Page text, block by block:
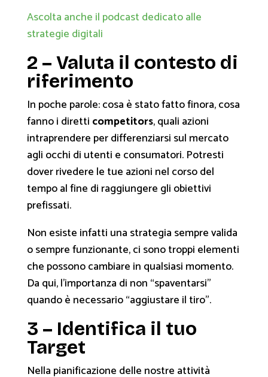
Ascolta anche il podcast dedicato alle
strategie digitali
2 – Valuta il contesto di
riferimento
In poche parole: cosa è stato fatto finora, cosa
fanno i diretti competitors, quali azioni
intraprendere per differenziarsi sul mercato
agli occhi di utenti e consumatori. Potresti
dover rivedere le tue azioni nel corso del
tempo al fine di raggiungere gli obiettivi
prefissati.
Non esiste infatti una strategia sempre valida
o sempre funzionante, ci sono troppi elementi
che possono cambiare in qualsiasi momento.
Da qui, l’importanza di non “spaventarsi”
quando è necessario “aggiustare il tiro”.
3 – Identifica il tuo
Target
Nella pianificazione delle nostre attività